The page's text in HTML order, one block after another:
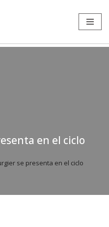
en el ciclo
se presenta en el ciclo